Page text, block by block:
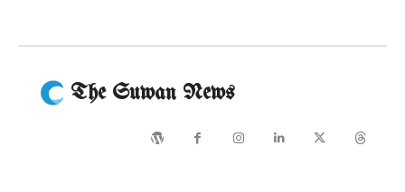
The Suwan News